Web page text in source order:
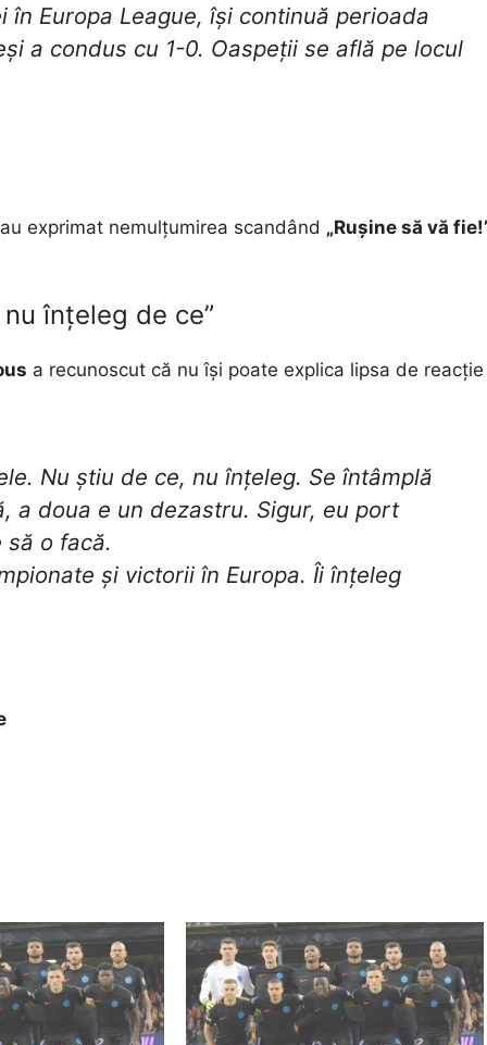
în Europa League, își continuă perioada
a condus cu 1-0. Oaspeții se află pe locul
exprimat nemulțumirea scandând „Rușine să vă
înțeleg de ce”
a recunoscut că nu își poate explica lipsa de reacție
Nu știu de ce, nu înțeleg. Se întâmplă
a doua e un dezastru. Sigur, eu port
o facă.
și victorii în Europa. Îi înțeleg